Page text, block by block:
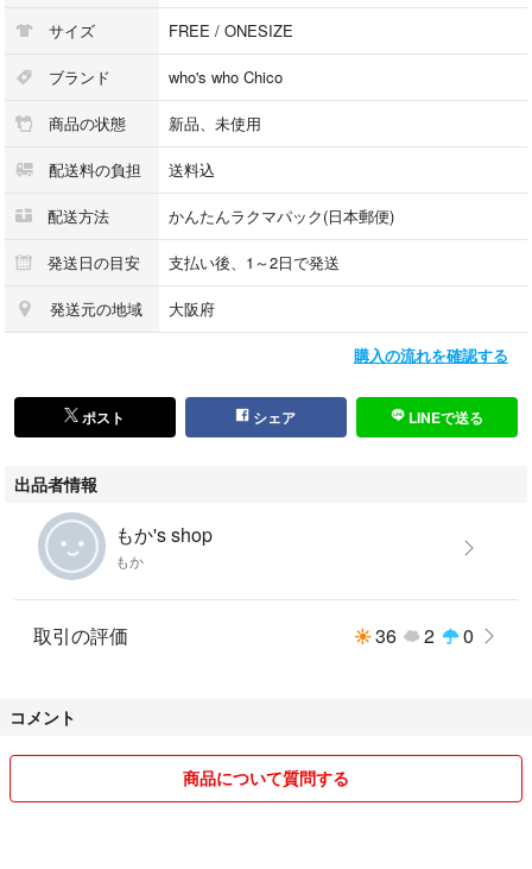
サイズ FREE / ONESIZE
ブランド who's who Chico
商品の状態 新品、未使用
配送料の負担 送料込
配送方法 かんたんラクマパック(日本郵便)
発送日の目安 支払い後、1～2日で発送
発送元の地域 大阪府
購入の流れを確認する
ポスト シェア LINEで送る
出品者情報
もか's shop
もか
取引の評価 36 2 0
コメント
商品について質問する